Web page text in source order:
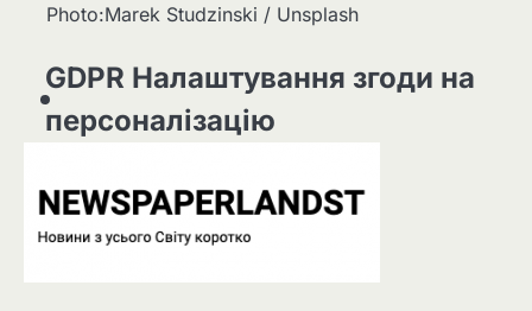
Photo:Marek Studzinski / Unsplash
GDPR Налаштування згоди на
персоналізацію